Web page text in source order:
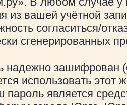
из вашей учётной
согласиться/
сгенерированных
надежно зашифрован
использовать этот
пароль является